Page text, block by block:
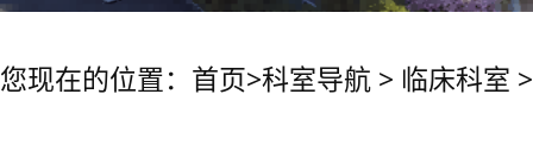
您现在的位置： 首页>科室导航 > 临床科室